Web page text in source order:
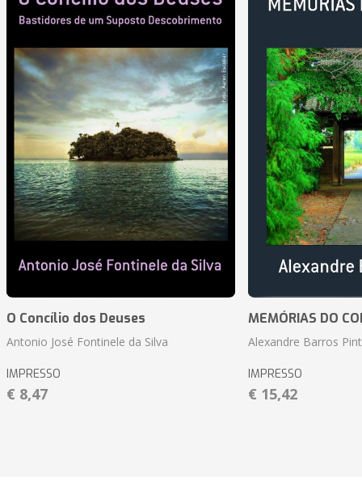
O Concílio dos Deuses
Antonio José Fontinele da Silva
IMPRESSO
€ 8,47
MEMÓRIAS DO
Alexandre Barros
IMPRESSO
€ 15,42